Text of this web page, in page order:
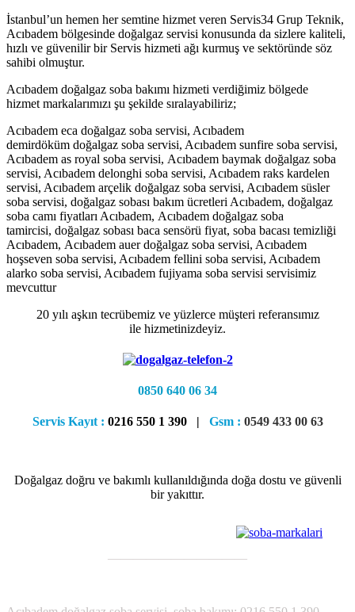
İstanbul’un hemen her semtine hizmet veren Servis34 Grup Teknik,
Acıbadem bölgesinde doğalgaz servisi konusunda da sizlere kaliteli,
hızlı ve güvenilir bir Servis hizmeti ağı kurmuş ve sektöründe söz
sahibi olmuştur.
Acıbadem doğalgaz soba bakımı hizmeti verdiğimiz bölgede
hizmet markalarımızı şu şekilde sıralayabiliriz;
Acıbadem eca doğalgaz soba servisi, Acıbadem
demirdöküm doğalgaz soba servisi, Acıbadem sunfire soba servisi,
Acıbadem as royal soba servisi, Acıbadem baymak doğalgaz soba
servisi, Acıbadem delonghi soba servisi, Acıbadem raks kardelen
servisi, Acıbadem arçelik doğalgaz soba servisi, Acıbadem süsler
soba servisi, doğalgaz sobası bakım ücretleri Acıbadem, doğalgaz
soba camı fiyatları Acıbadem, Acıbadem doğalgaz soba
tamircisi, doğalgaz sobası baca sensörü fiyat, soba bacası temizliği
Acıbadem, Acıbadem auer doğalgaz soba servisi, Acıbadem
hoşseven soba servisi, Acıbadem fellini soba servisi, Acıbadem
alarko soba servisi, Acıbadem fujiyama soba servisi servisimiz
mevcuttur
20 yılı aşkın tecrübemiz ve yüzlerce müşteri referansımız
ile hizmetinizdeyiz.
0850 640 06 34
Servis Kayıt : 0216 550 1 390 | Gsm : 0549 433 00 63
Doğalgaz doğru ve bakımlı kullanıldığında doğa dostu ve güvenli
bir yakıttır.
———————————